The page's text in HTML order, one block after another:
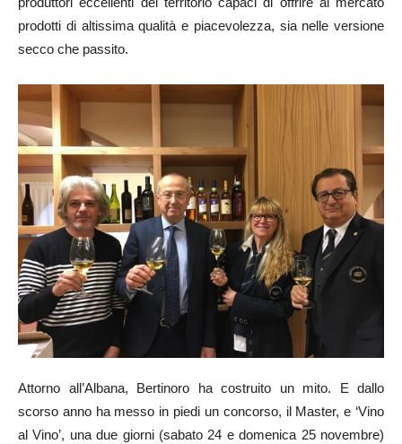
prodotti di altissima qualità e piacevolezza, sia nelle versione
secco che passito.
Attorno all’Albana, Bertinoro ha costruito un mito. E dallo
scorso anno ha messo in piedi un concorso, il Master, e ‘Vino
al Vino’, una due giorni (sabato 24 e domenica 25 novembre)